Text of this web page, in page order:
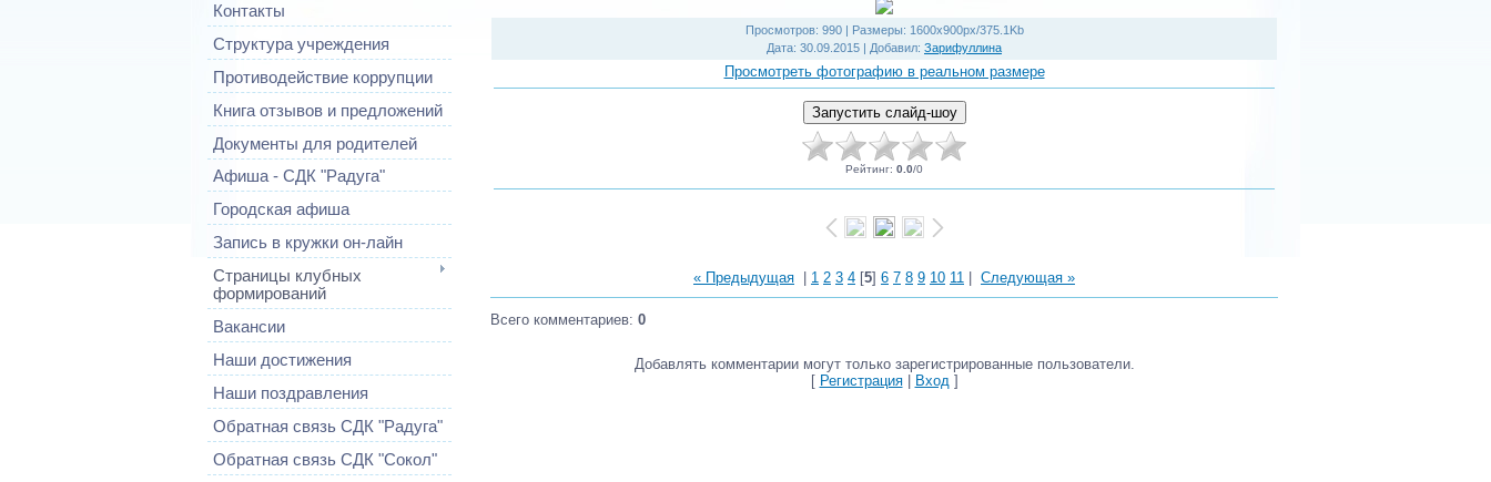
Контакты
Структура учреждения
Противодействие коррупции
Книга отзывов и предложений
Документы для родителей
Афиша - СДК "Радуга"
Городская афиша
Запись в кружки он-лайн
Страницы клубных
формирований
Вакансии
Наши достижения
Наши поздравления
Обратная связь СДК "Радуга"
Обратная связь СДК "Сокол"
Просмотров: 990 | Размеры: 1600x900px/375.1Kb
Дата: 30.09.2015 | Добавил: Зарифуллина
Просмотреть фотографию в реальном размере
Рейтинг: 0.0/0
« Предыдущая 1 2 3 4 [5] 6 7 8 9 10 11 Следующая »
Всего комментариев: 0
Добавлять комментарии могут только зарегистрированные пользователи.
[ Регистрация| Вход ]